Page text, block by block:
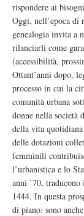
rispondere ai
Oggi, nell’epoca di
genealogia invita a
rilanciarli come
(accessibilità,
Ottant’anni dopo,
processo in cui la
comunità urbana
donne nella società
della vita
delle dotazioni
femminili
l’urbanistica e lo
anni ’70,
1444. In questa
di piano: sono